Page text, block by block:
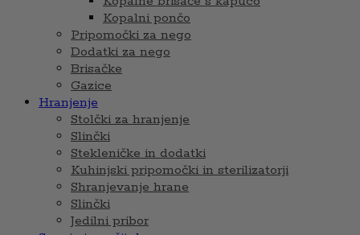
Kopalni pončo
Pripomočki za nego
Dodatki za nego
Brisačke
Gazice
Hranjenje
Stolčki za hranjenje
Slinčki
Stekleničke in dodatki
Kuhinjski pripomočki in sterilizatorji
Shranjevanje hrane
Slinčki
Jedilni pribor